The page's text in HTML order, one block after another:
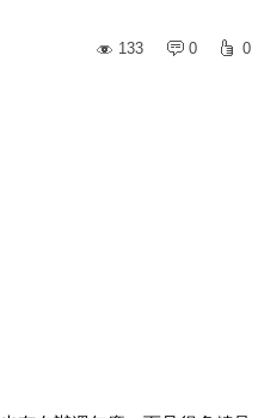
133
0 0